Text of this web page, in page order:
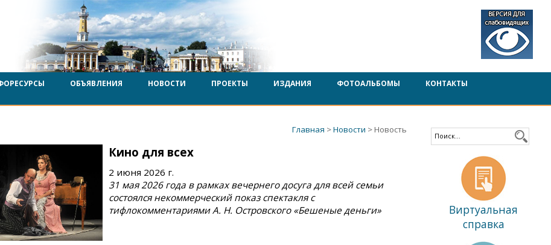
ОБЪЯВЛЕНИЯ НОВОСТИ ПРОЕКТЫ ИЗДАНИЯ ФОТОАЛЬБОМЫ КОНТАКТЫ
Главная >Новости > Новость
Кино для всех
2 июня 2026 г.
31 мая 2026 года в рамках вечернего досуга для всей семьи
состоялся некоммерческий показ спектакля с
тифлокомментариями А. Н. Островского «Бешеные деньги»
Виртуальная
справка